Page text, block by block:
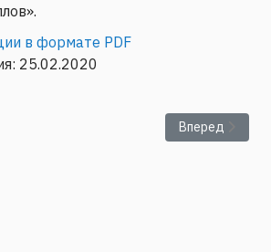
в формате PDF
25.02.2020
текста диссертацииСледующий:
Вперед